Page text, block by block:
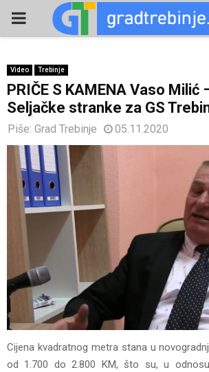
PRIMARY
Video Trebinje
PRIČE S KAMENA Vaso
Seljačke stranke za GS
Piše: Grad Trebinje 05.11.2020
Cijena kvadratnog metra stana u
od 1.700 do 2.800 KM, što su, u